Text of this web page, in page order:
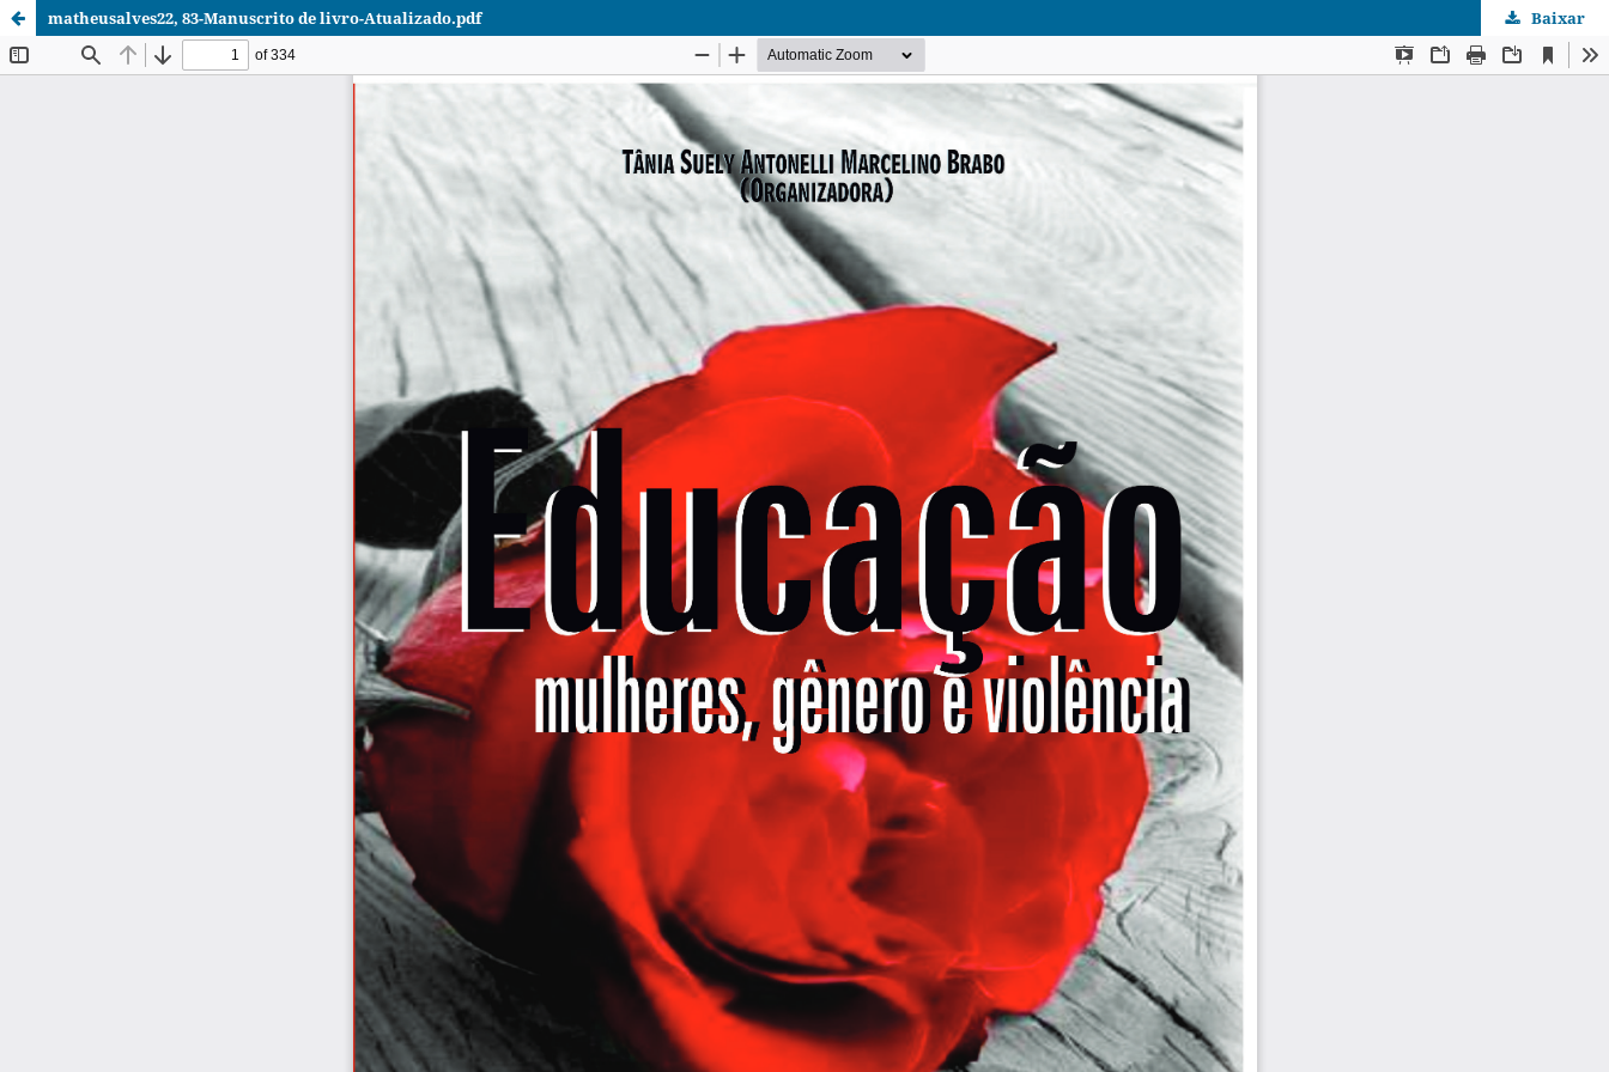
matheusalves22, 83-Manuscrito de livro-Atualizado.pdf Baixar